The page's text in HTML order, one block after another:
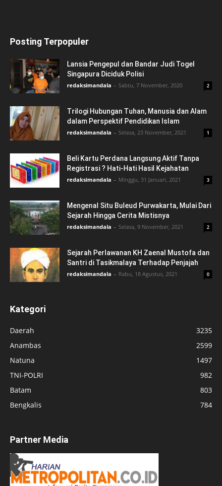
Posting Terpopuler
Lansia Pengepul dan Bandar Judi Togel
Singapura Diciduk Polisi
redaksimandala - Sabtu, 7 November, 2020 2
Trilogi Hubungan Tuhan, Manusia dan Alam
dalam Perspektif Pendidikan Islam
redaksimandala - Selasa, 23 November, 2021 1
Beli Kartu Perdana Langsung Aktif Tanpa
Registrasi ? Hati-Hati Hasil Kejahatan
redaksimandala - Minggu, 31 Januari, 2021 3
Mengenal Situ Buleud Purwakarta, Mulai Dari
Sejarah Hingga Cerita Mistisnya
redaksimandala - Selasa, 9 November, 2021 2
Sejarah Perlawanan KH Zaenal Mustofa dan
Santri di Tasikmalaya Terhadap Penjajah
redaksimandala - Rabu, 18 Agustus, 2021 0
Kategori
Daerah
3235
Anambas
2599
Natuna
1497
TNI-POLRI
982
Batam
803
Bengkalis
784
Partner Media